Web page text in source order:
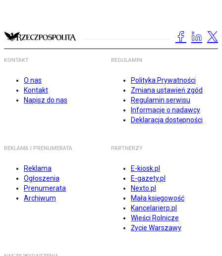
KONTAKT
O nas
Kontakt
Napisz do nas
REGULAMIN
Polityka Prywatności
Zmiana ustawień zgód
Regulamin serwisu
Informacje o nadawcy
Deklaracja dostępności
REKLAMA I PRENUMERATA
Reklama
Ogłoszenia
Prenumerata
Archiwum
PARTNERZY
E-kiosk.pl
E-gazety.pl
Nexto.pl
Mała księgowość
Kancelarierp.pl
Wieści Rolnicze
Życie Warszawy